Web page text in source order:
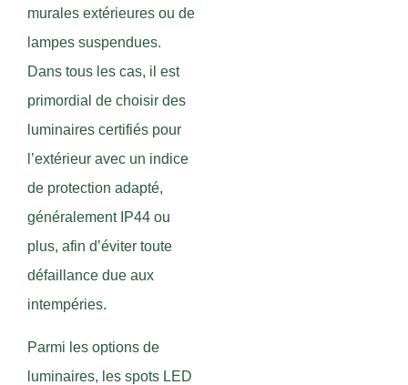
murales extérieures ou de
lampes suspendues.
Dans tous les cas, il est
primordial de choisir des
luminaires certifiés pour
l’extérieur avec un indice
de protection adapté,
généralement IP44 ou
plus, afin d’éviter toute
défaillance due aux
intempéries.
Parmi les options de
luminaires, les spots LED